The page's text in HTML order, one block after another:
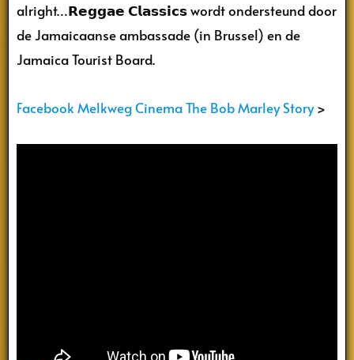
alright…𝗥𝗲𝗴𝗴𝗮𝗲 𝗖𝗹𝗮𝘀𝘀𝗶𝗰𝘀 wordt ondersteund door
de Jamaicaanse ambassade (in Brussel) en de
Jamaica Tourist Board.
Facebook Melkweg Cinema The Bob Marley Story>